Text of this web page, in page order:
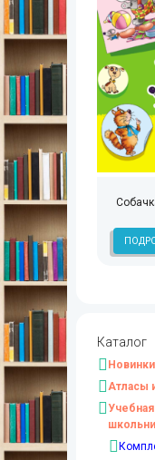
Каталог
Атласы